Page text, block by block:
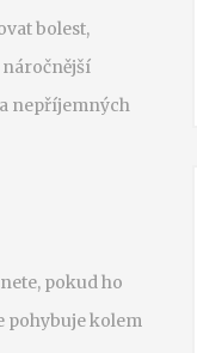
bolest,
náročnější
nepříjemných
pokud ho
pohybuje kolem